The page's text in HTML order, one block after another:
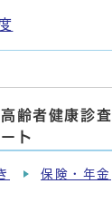
齢者健康診
ト
保険・年金